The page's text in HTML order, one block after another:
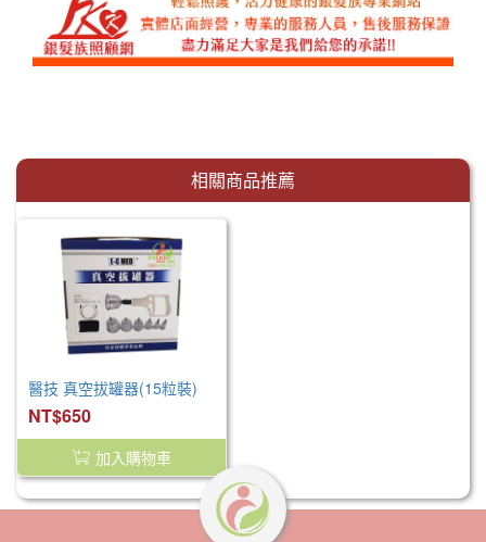
相關商品推薦
醫技 真空拔罐器(15粒裝)
NT$650
加入購物車